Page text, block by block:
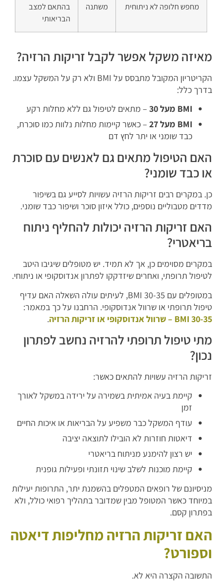
מחפש חלופה לא ניתוחית משתנה
בהתאם למצב
הבריאותי
מאיזה משקל אפשר לקבל זריקות הרזיה?
הקריטריון המקובל מתבסס על BMI ולא רק על המשקל עצמו.
בדרך כלל:
BMI מעל 30
– מתאים לטיפול גם ללא מחלות רקע
BMI מעל 27
– כאשר קיימות מחלות נלוות כמו סוכרת,
כבד שומני או יתר לחץ דם
האם הטיפול מתאים גם לאנשים עם סוכרת
או כבד שומני?
כן. במקרים רבים זריקות הרזיה עשויות לסייע גם בשיפור
מדדים מטבוליים נוספים, כולל איזון סוכר ושיפור כבד שומני.
האם זריקות הרזיה יכולות להחליף ניתוח
בריאטרי?
במקרים מסוימים כן, אך לא תמיד. יש מטופלים שיגיבו היטב
לטיפול תרופתי, ואחרים שיזדקקו לפתרון אנדוסקופי או ניתוחי.
במטופלים עם BMI 30-35, לעיתים עולה השאלה האם עדיף
טיפול תרופתי או שרוול אנדוסקופי. הרחבנו על כך במאמר:
BMI 30-35 – שרוול אנדוסקופי או זריקות הרזיה
.
מתי טיפול תרופתי להרזיה נחשב לפתרון
נכון?
זריקות הרזיה עשויות להתאים כאשר:
קיימת בעיה אמיתית בשמירה על ירידה במשקל לאורך
זמן
עודף המשקל כבר משפיע על הבריאות או איכות החיים
דיאטות חוזרות לא הובילו לתוצאה יציבה
יש רצון להימנע מניתוח בריאטרי
קיימת מוכנות לשלב שינוי תזונתי ופעילות גופנית
מניסיונם של רופאים המטפלים בהשמנת יתר, התרופות יעילות
במיוחד כאשר המטופל מבין שמדובר בתהליך רפואי כולל, ולא
בפתרון קסם.
האם זריקות הרזיה מחליפות דיאטה
וספורט?
התשובה הקצרה היא לא.